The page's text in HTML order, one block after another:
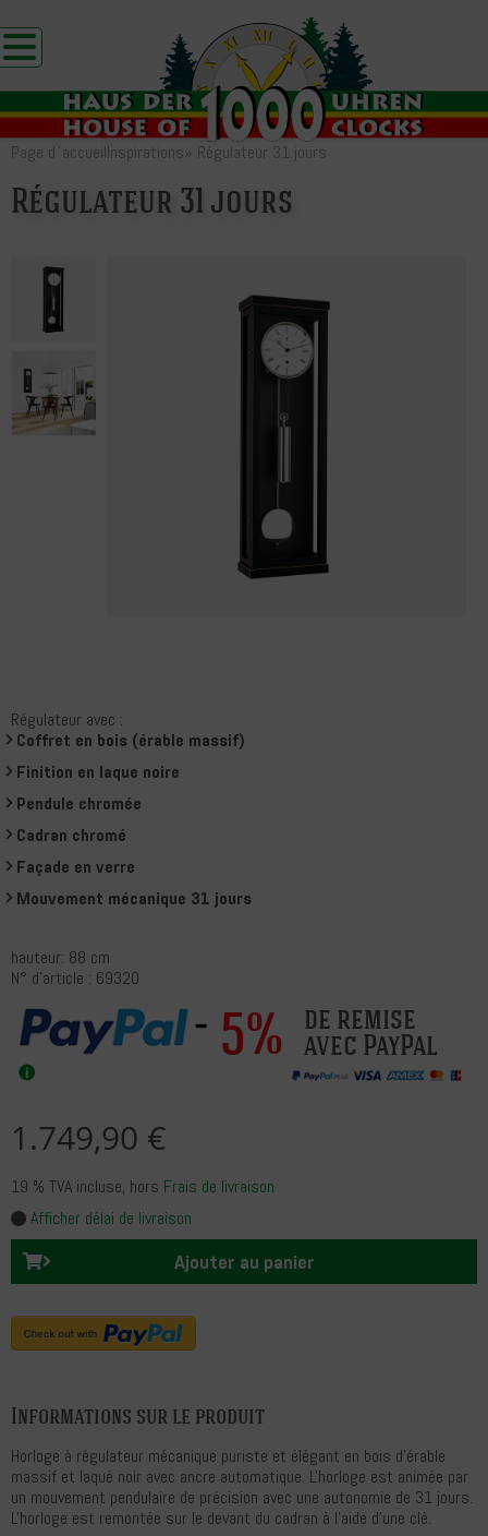
Page d`accueilInspirations» Régulateur 31 jours
Régulateur 31 jours
Régulateur avec :
Coffret en bois (érable massif)
Finition en laque noire
Pendule chromée
Cadran chromé
Façade en verre
Mouvement mécanique 31 jours
hauteur: 88 cm
N° d'article : 69320
5% de remise
avec PayPal
1.749,90 €
19 % TVA incluse, hors Frais de livraison
Afficher délai de livraison
Ajouter au panier
Informations sur le produit
Horloge à régulateur mécanique puriste et élégant en bois d'érable
massif et laqué noir avec ancre automatique. L'horloge est animée par
un mouvement pendulaire de précision avec une autonomie de 31 jours.
L'horloge est remontée sur le devant du cadran à l'aide d'une clé.